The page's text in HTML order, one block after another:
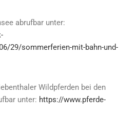
abrufbar unter:
29/sommerferien-mit-bahn-und-
Wildpferden bei den
unter: https://www.pferde-